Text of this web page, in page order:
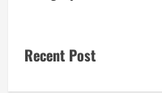
Recent Post